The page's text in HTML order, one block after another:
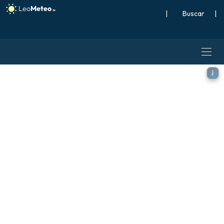
| |
ECMWF AIFS [AI] modelo -